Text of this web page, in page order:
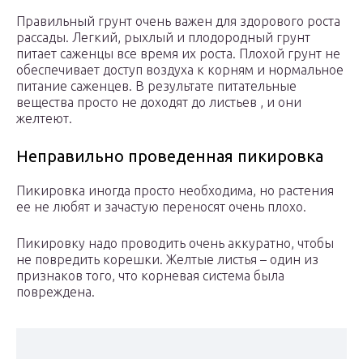
Правильный грунт очень важен для здорового роста
рассады. Легкий, рыхлый и плодородный грунт
питает саженцы все время их роста. Плохой грунт не
обеспечивает доступ воздуха к корням и нормальное
питание саженцев. В результате питательные
вещества просто не доходят до листьев , и они
желтеют.
Неправильно проведенная пикировка
Пикировка иногда просто необходима, но растения
ее не любят и зачастую переносят очень плохо.
Пикировку надо проводить очень аккуратно, чтобы
не повредить корешки. Желтые листья – один из
признаков того, что корневая система была
повреждена.